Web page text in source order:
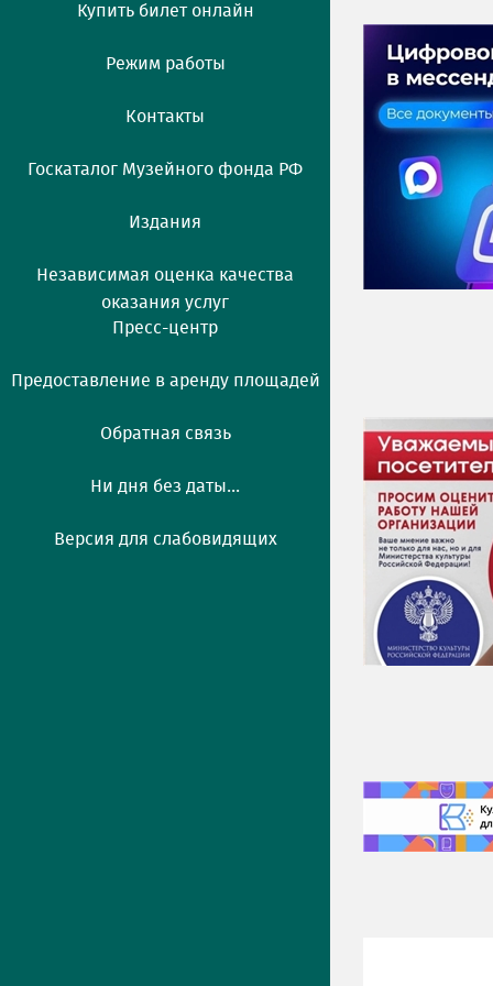
Купить билет онлайн
Режим работы
Контакты
Госкаталог Музейного фонда РФ
Издания
Независимая оценка качества
оказания услуг
Пресс-центр
Предоставление в аренду площадей
Обратная связь
Ни дня без даты...
Версия для слабовидящих